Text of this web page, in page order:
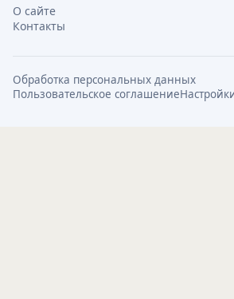
О сайте
Контакты
Обработка персональных данных
Пользовательское соглашение